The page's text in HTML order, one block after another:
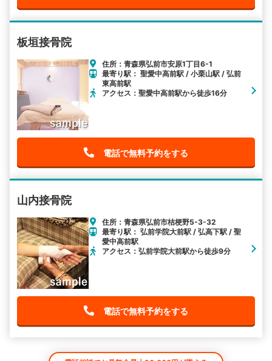
板垣接骨院
住所：青森県弘前市安原1丁目6-1
最寄り駅： 聖愛中高前駅 / 小栗山駅 / 弘前
東高前駅
アクセス：聖愛中高前駅から徒歩16分
電話で無料予約をする
山内接骨院
住所：青森県弘前市桔梗野5-3-32
最寄り駅： 弘前学院大前駅 / 弘高下駅 / 聖
愛中高前駅
アクセス：弘前学院大前駅から徒歩9分
電話で無料予約をする